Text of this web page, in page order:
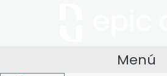
Menú